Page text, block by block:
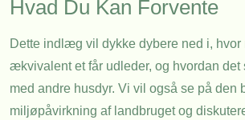
Hvad Du Kan Forvente
Dette indlæg vil dykke dybere ned i, hvor
ækvivalent et får udleder, og hvordan det
med andre husdyr. Vi vil også se på den
miljøpåvirkning af landbruget og